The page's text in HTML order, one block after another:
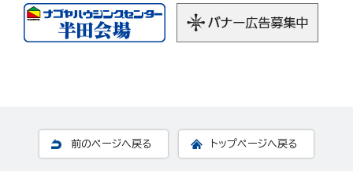
前のページへ戻る トップページへ戻る